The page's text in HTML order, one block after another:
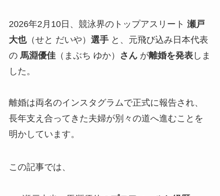
2026年2月10日、競泳界のトップアスリート 瀬戸
大也（せと だいや） 選手と、元飛び込み日本代表
の 馬淵優佳（まぶち ゆか） さんが離婚を発表しま
した。
離婚は両名のインスタグラムで正式に報告され、
長年支え合ってきた夫婦が別々の道へ進むことを
明かしています。
この記事では、